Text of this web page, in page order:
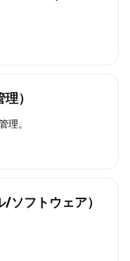
）
理。
ソフトウェア）